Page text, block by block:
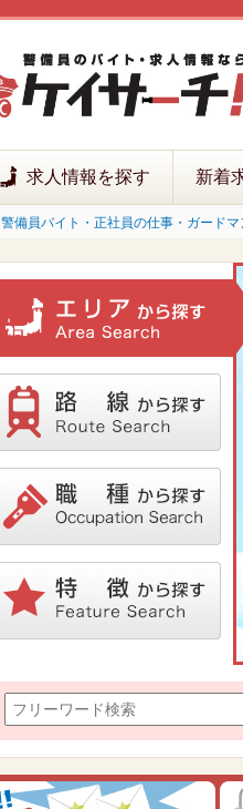
求人情報を探す 新着
警備員バイト・正社員の仕事・ガード